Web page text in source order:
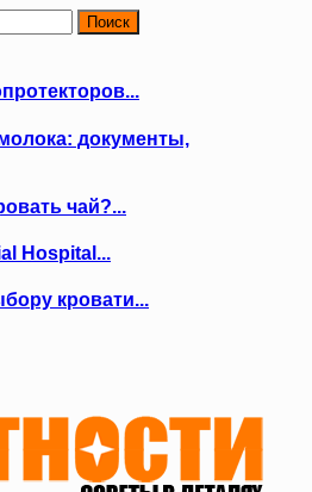
документы,
чай?...
Hospital...
кровати...